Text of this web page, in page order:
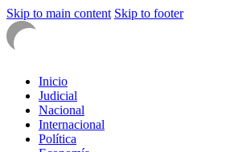
Skip to main content Skip to footer
Inicio
Judicial
Nacional
Internacional
Política